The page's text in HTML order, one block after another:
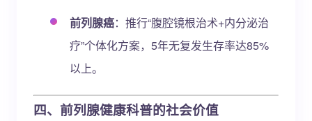
前列腺癌：推行“腹腔镜根治术+内分泌治
疗”个体化方案，5年无复发生存率达85%
以上。
四、前列腺健康科普的社会价值